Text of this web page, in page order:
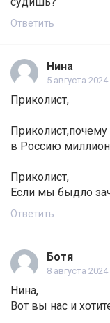
Ответить
Нина
5 августа
Приколист,
в Россию
Приколист,
Если мы быдло
Ответить
Ботя
8 августа
Нина,
Вот вы нас и